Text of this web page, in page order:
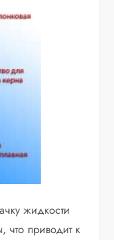
жидкости
приводит к